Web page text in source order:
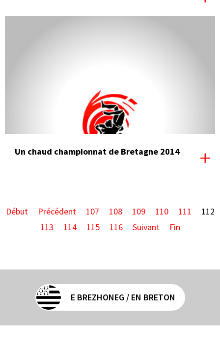
Un chaud championnat de Bretagne 2014
Début Précédent 107 108 109 110 111
112
113
114 115 116 Suivant Fin
E BREZHONEG / EN BRETON